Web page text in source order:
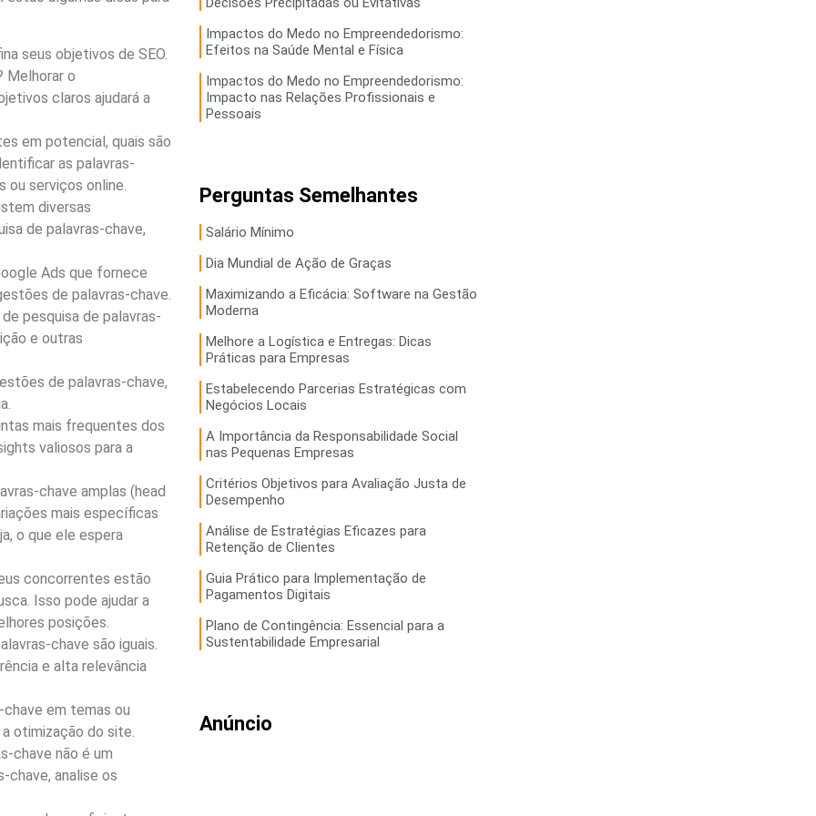
seus objetivos de SEO.
Melhorar o
claros ajudará a
em potencial, quais são
as palavras-
ou serviços online.
diversas
de palavras-chave,
Ads que fornece
de palavras-chave.
pesquisa de palavras-
e outras
de palavras-chave,
mais frequentes dos
valiosos para a
chave amplas (head
mais específicas
o que ele espera
concorrentes estão
Isso pode ajudar a
posições.
chave são iguais.
e alta relevância
em temas ou
otimização do site.
chave não é um
chave, analise os
Impactos do Medo no Empreendedorismo:
Efeitos na Saúde Mental e Física
Impactos do Medo no Empreendedorismo:
Impacto nas Relações Profissionais e
Pessoais
Perguntas Semelhantes
Salário Mínimo
Dia Mundial de Ação de Graças
Maximizando a Eficácia: Software na Gestão
Moderna
Melhore a Logística e Entregas: Dicas
Práticas para Empresas
Estabelecendo Parcerias Estratégicas com
Negócios Locais
A Importância da Responsabilidade Social
nas Pequenas Empresas
Critérios Objetivos para Avaliação Justa de
Desempenho
Análise de Estratégias Eficazes para
Retenção de Clientes
Guia Prático para Implementação de
Pagamentos Digitais
Plano de Contingência: Essencial para a
Sustentabilidade Empresarial
Anúncio